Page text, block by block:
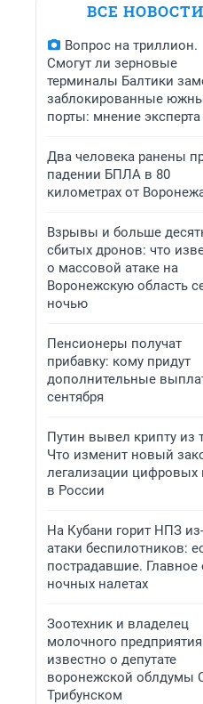
ВСЕ НОВОСТИ
Вопрос на триллион.
Смогут ли зерновые
терминалы Балтики
заблокированные
порты: мнение эксперта
Два человека ранены
падении БПЛА в 80
километрах от
Взрывы и больше
сбитых дронов: что
о массовой атаке на
Воронежскую область
ночью
Пенсионеры получат
прибавку: кому придут
дополнительные
сентября
Путин вывел крипту из
Что изменит новый
легализации цифровых
в России
На Кубани горит НПЗ
атаки беспилотников:
пострадавшие. Главное
ночных налетах
Зоотехник и владелец
молочного
известно о депутате
воронежской облдумы
Трибунском